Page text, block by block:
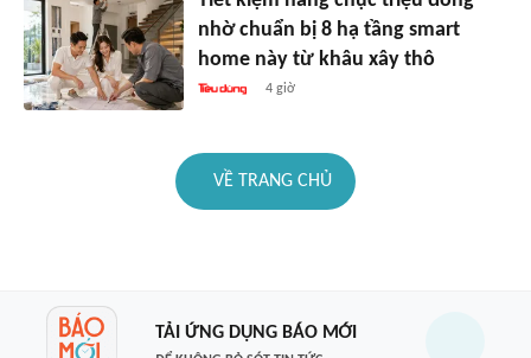
nhờ chuẩn bị 8 hạ tầng smart
home này từ khâu xây thô
4 giờ
VỀ TRANG CHỦ
TẢI ỨNG DỤNG BÁO MỚI